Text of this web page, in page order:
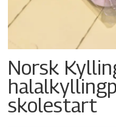
Norsk
skolestart